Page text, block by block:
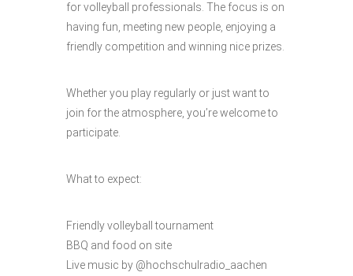
for volleyball professionals. The focus is on
having fun, meeting new people, enjoying a
friendly competition and winning nice prizes.
Whether you play regularly or just want to
join for the atmosphere, you’re welcome to
participate.
What to expect:
Friendly volleyball tournament
BBQ and food on site
Live music by @hochschulradio_aachen